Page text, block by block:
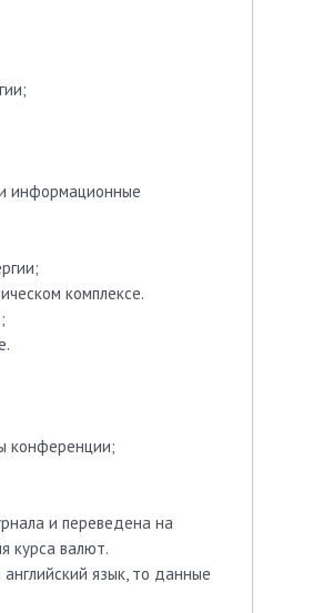
информационные
комплексе.
конференции;
и переведена на
курса валют.
язык, то данные